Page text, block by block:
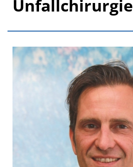
Unfallchirurgie